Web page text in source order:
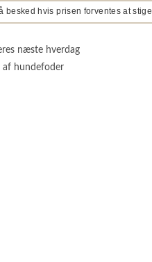
besked hvis prisen forventes at stige
næste hverdag
af hundefoder